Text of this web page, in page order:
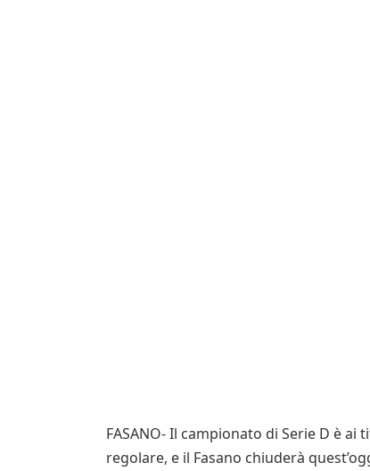
FASANO- Il campionato di Serie D è
regolare, e il Fasano chiuderà